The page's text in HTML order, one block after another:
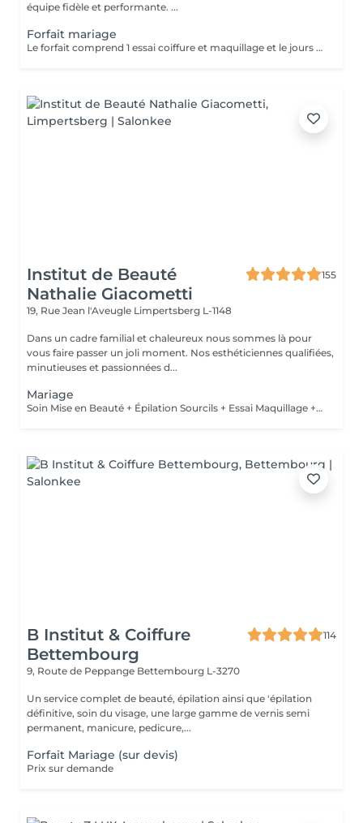
équipe fidèle et performante. ...
Forfait mariage
Le forfait comprend 1 essai coiffure et maquillage et le jours du mariage
Institut de Beauté
Nathalie Giacometti
155
19, Rue Jean l'Aveugle Limpertsberg L-1148
Dans un cadre familial et chaleureux nous sommes là pour
vous faire passer un joli moment. Nos esthéticiennes qualifiées,
minutieuses et passionnées d...
Mariage
Soin Mise en Beauté + Épilation Sourcils + Essai Maquillage + Maquillage Jour J + Soin des Mains
B Institut & Coiffure
Bettembourg
114
9, Route de Peppange Bettembourg L-3270
Un service complet de beauté, épilation ainsi que 'épilation
définitive, soin du visage, une large gamme de vernis semi
permanent, manicure, pedicure,...
Forfait Mariage (sur devis)
Prix sur demande